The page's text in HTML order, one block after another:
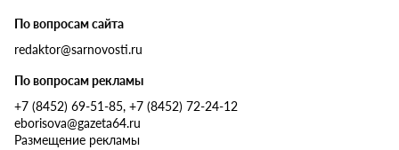
По вопросам сайта
redaktor@sarnovosti.ru
По вопросам рекламы
+7 (8452) 69-51-85, +7 (8452) 72-24-12
eborisova@gazeta64.ru
Размещение рекламы